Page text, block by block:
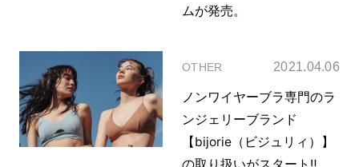
ムが発売。
OTHER 2021.04.06
ノンワイヤーブラ専門のラ
ンジェリーブランド
【bijorie（ビジュリィ）】